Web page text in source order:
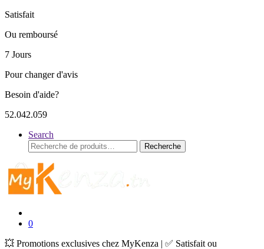
Satisfait
Ou remboursé
7 Jours
Pour changer d'avis
Besoin d'aide?
52.042.059
Search
Recherche
pour :
Recherche
0
💥 Promotions exclusives chez MyKenza | ✅ Satisfait ou